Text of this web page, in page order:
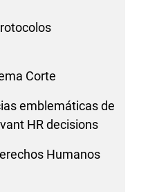
Corte
emblemáticas de
HR decisions
Humanos